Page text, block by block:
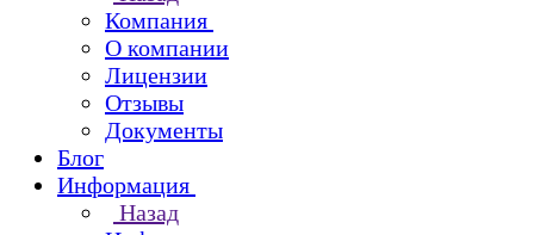
Компания
О компании
Лицензии
Отзывы
Документы
Блог
Информация
Назад